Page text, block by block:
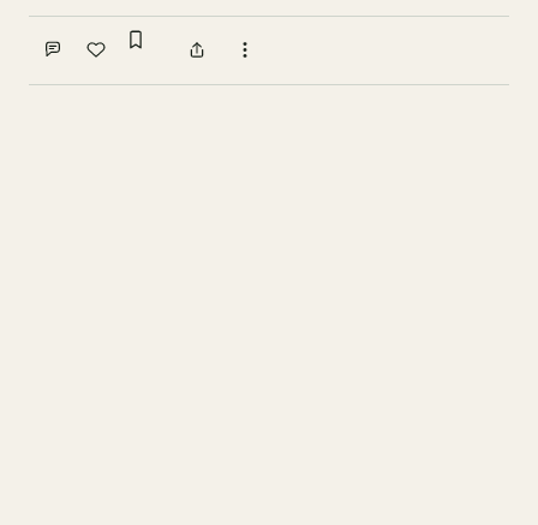
Comment
Like
Sign in to bookmark
ShareMore actions